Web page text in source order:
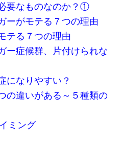
要なものなのか？①
ーがモテる７つの理由
テる７つの理由
ー症候群、片付けられな
になりやすい？
の違いがある～５種類の
ミング